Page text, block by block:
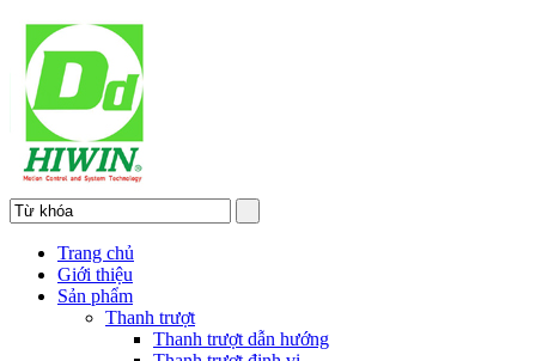
Trang chủ
Giới thiệu
Sản phẩm
Thanh trượt
Thanh trượt dẫn hướng